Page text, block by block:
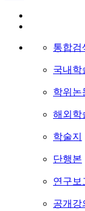
통합검
국내학
학위논
해외학
학술지
단행본
연구보
공개강